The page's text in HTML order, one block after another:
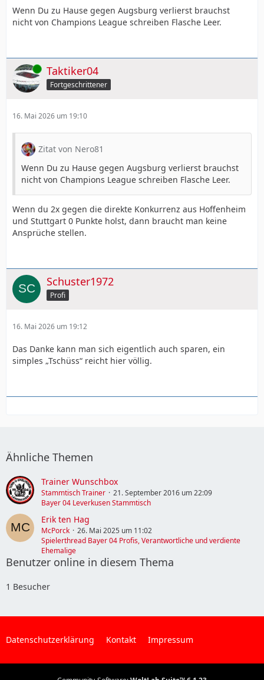
Wenn Du zu Hause gegen Augsburg verlierst brauchst
nicht von Champions League schreiben Flasche Leer.
Online Taktiker04
Fortgeschrittener
16. Mai 2026 um 19:10
Zitat von Nero81
Wenn Du zu Hause gegen Augsburg verlierst brauchst
nicht von Champions League schreiben Flasche Leer.
Wenn du 2x gegen die direkte Konkurrenz aus Hoffenheim
und Stuttgart 0 Punkte holst, dann braucht man keine
Ansprüche stellen.
Schuster1972
Profi
16. Mai 2026 um 19:12
Das Danke kann man sich eigentlich auch sparen, ein
simples „Tschüss“ reicht hier völlig.
Ähnliche Themen
Trainer Wunschbox
Stammtisch Trainer
21. September 2016 um 22:09
Bayer 04 Leverkusen Stammtisch
Erik ten Hag
McPorck
26. Mai 2025 um 11:02
Spielerthread Bayer 04 Profis, Verantwortliche und verdiente
Ehemalige
Benutzer online in diesem Thema
1 Besucher
Datenschutzerklärung Kontakt Impressum